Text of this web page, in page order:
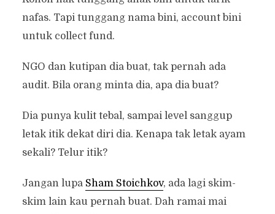
nafas. Tapi tunggang nama bini, account bini
untuk collect fund.
NGO dan kutipan dia buat, tak pernah ada
audit. Bila orang minta dia, apa dia buat?
Dia punya kulit tebal, sampai level sanggup
letak itik dekat diri dia. Kenapa tak letak ayam
sekali? Telur itik?
Jangan lupa Sham Stoichkov, ada lagi skim-
skim lain kau pernah buat. Dah ramai mai